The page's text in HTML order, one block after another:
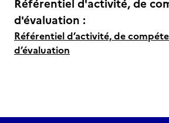
Référentiel d'activité, de
d'évaluation :
Référentiel d’activité, de
d’évaluation